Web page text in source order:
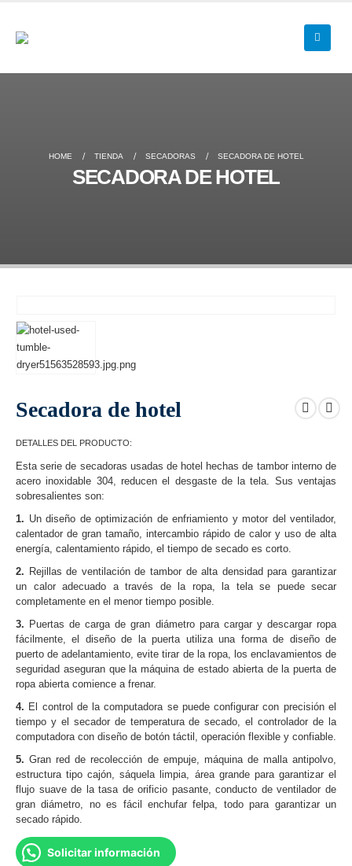
HOME TIENDA SECADORAS SECADORA DE HOTEL
SECADORA DE HOTEL
Secadora de hotel
DETALLES DEL PRODUCTO:
Esta serie de secadoras usadas de hotel hechas de tambor interno de
acero inoxidable 304, reducen el desgaste de la tela. Sus ventajas
sobresalientes son:
1. Un diseño de optimización de enfriamiento y motor del ventilador,
calentador de gran tamaño, intercambio rápido de calor y uso de alta
energía, calentamiento rápido, el tiempo de secado es corto.
2. Rejillas de ventilación de tambor de alta densidad para garantizar
un calor adecuado a través de la ropa, la tela se puede secar
completamente en el menor tiempo posible.
3. Puertas de carga de gran diámetro para cargar y descargar ropa
fácilmente, el diseño de la puerta utiliza una forma de diseño de
puerto de adelantamiento, evite tirar de la ropa, los enclavamientos de
seguridad aseguran que la máquina de estado abierta de la puerta de
ropa abierta comience a frenar.
4. El control de la computadora se puede configurar con precisión el
tiempo y el secador de temperatura de secado, el controlador de la
computadora con diseño de botón táctil, operación flexible y confiable.
5. Gran red de recolección de empuje, máquina de malla antipolvo,
estructura tipo cajón, sáquela limpia, área grande para garantizar el
flujo suave de la tasa de orificio pasante, conducto de ventilador de
gran diámetro, no es fácil enchufar felpa, todo para garantizar un
secado rápido.
Solicitar información